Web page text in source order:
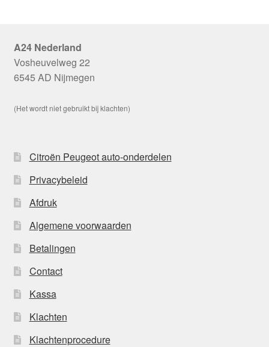
A24 Nederland
Vosheuvelweg 22
6545 AD Nijmegen
(Het wordt niet gebruikt bij klachten)
Citroën Peugeot auto-onderdelen
Privacybeleid
Afdruk
Algemene voorwaarden
Betalingen
Contact
Kassa
Klachten
Klachtenprocedure